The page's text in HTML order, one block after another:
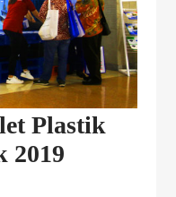
Plastik
2019